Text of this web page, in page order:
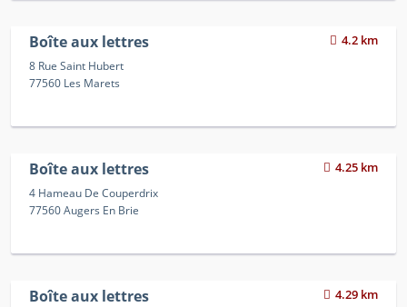
Boîte aux lettres 4.2 km
8 Rue Saint Hubert
77560 Les Marets
Boîte aux lettres 4.25 km
4 Hameau De Couperdrix
77560 Augers En Brie
Boîte aux lettres 4.29 km